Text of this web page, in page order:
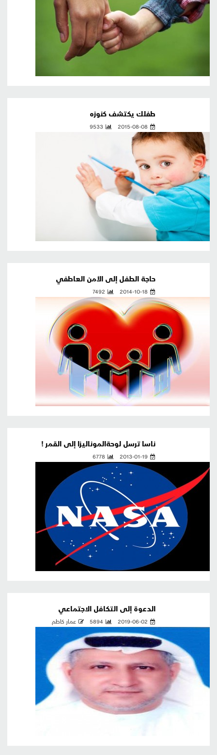
طفلك يكتشف كنوزه
2015-08-08
9533
حاجة الطفل إلى الأمن العاطفي
2014-10-18
7492
ناسا ترسل لوحةالموناليزا إلى القمر !
2013-01-19
6778
الدعوة إلى التكافل الاجتماعي
2019-06-02
5894 عمار كاظم